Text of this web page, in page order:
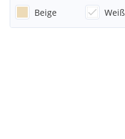
Beige
Weiß